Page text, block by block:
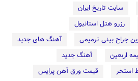
سایت تاریخ ایران
رزرو هتل استانبول
جراح بینی ترمیمی
آهنگ های جدید
اربعین
آهنگ جدید
استخر
قیمت ورق آهن پرایس